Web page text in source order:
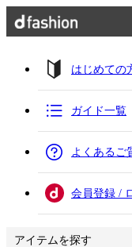
はじめての
ガイド一覧
よくあるご
会員登録 /
アイテムを探す